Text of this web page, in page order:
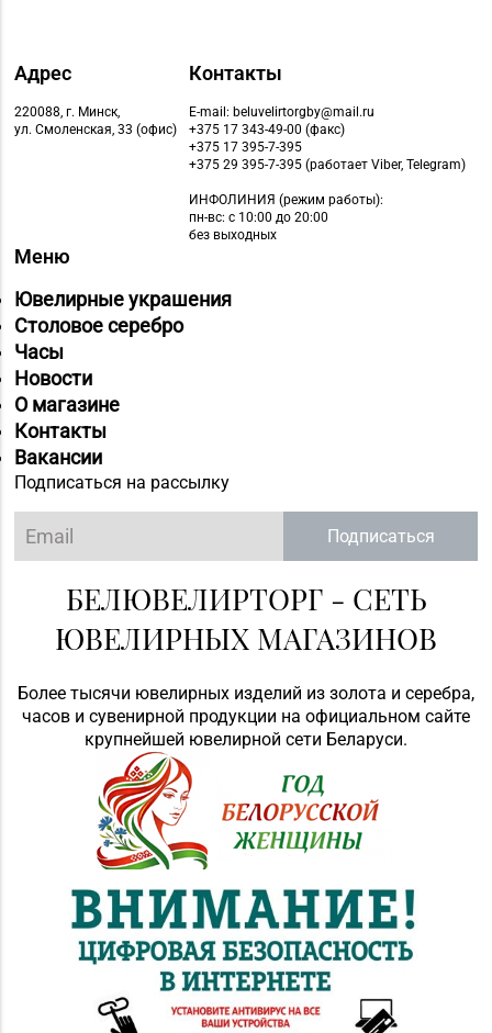
Адрес
220088, г. Минск,
ул. Смоленская, 33 (офис)
Контакты
E-mail: beluvelirtorgby@mail.ru
+375 17 343-49-00 (факс)
+375 17 395-7-395
+375 29 395-7-395 (работает Viber, Telegram)
ИНФОЛИНИЯ (режим работы):
пн-вс: с 10:00 до 20:00
без выходных
Меню
Ювелирные украшения
Столовое серебро
Часы
Новости
О магазине
Контакты
Вакансии
Подписаться на рассылку
Подписаться
БЕЛЮВЕЛИРТОРГ - СЕТЬ
ЮВЕЛИРНЫХ МАГАЗИНОВ
Более тысячи ювелирных изделий из золота и серебра,
часов и сувенирной продукции на официальном сайте
крупнейшей ювелирной сети Беларуси.